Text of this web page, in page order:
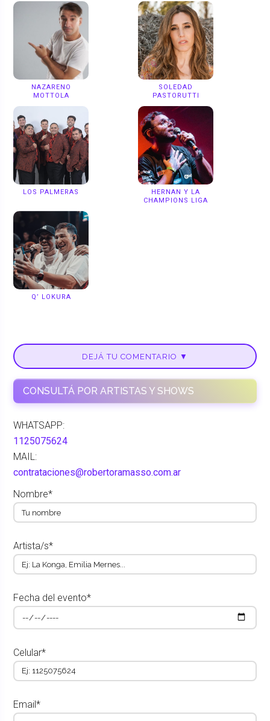
NAZARENO
MOTTOLA
SOLEDAD
PASTORUTTI
LOS PALMERAS
HERNAN Y LA
CHAMPIONS LIGA
Q’ LOKURA
DEJÁ TU COMENTARIO ▼
CONSULTÁ POR ARTISTAS Y SHOWS
WHATSAPP:
1125075624
MAIL:
contrataciones@robertoramasso.com.ar
Nombre*
Artista/s*
Fecha del evento*
Celular*
Email*